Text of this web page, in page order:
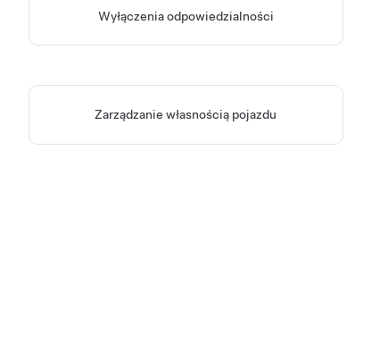
Wyłączenia odpowiedzialności
Zarządzanie własnością pojazdu